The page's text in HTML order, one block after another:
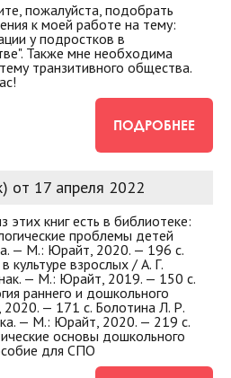
пожалуйста, подобрать
к моей работе на тему:
у подростков в
Также мне необходима
транзитивного общества.
ПОДРОБНЕЕ
от 17 апреля 2022
этих книг есть в библиотеке:
проблемы детей
— М.: Юрайт, 2020. — 196 с.
культуре взрослых / А. Г.
— М.: Юрайт, 2019. — 150 с.
раннего и дошкольного
— 171 с. Болотина Л. Р.
— М.: Юрайт, 2020. — 219 с.
основы дошкольного
для СПО